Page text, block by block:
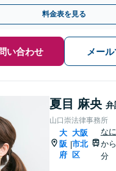
料金表を見る
い合わせ メー
夏目 麻央 弁
山口崇法律事務所
大
阪
府
|
大阪
市北
区
な
か
分